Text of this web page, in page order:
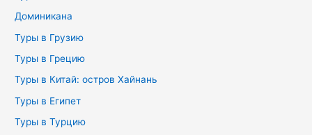
Доминикана
Туры в Грузию
Туры в Грецию
Туры в Китай: остров Хайнань
Туры в Египет
Туры в Турцию